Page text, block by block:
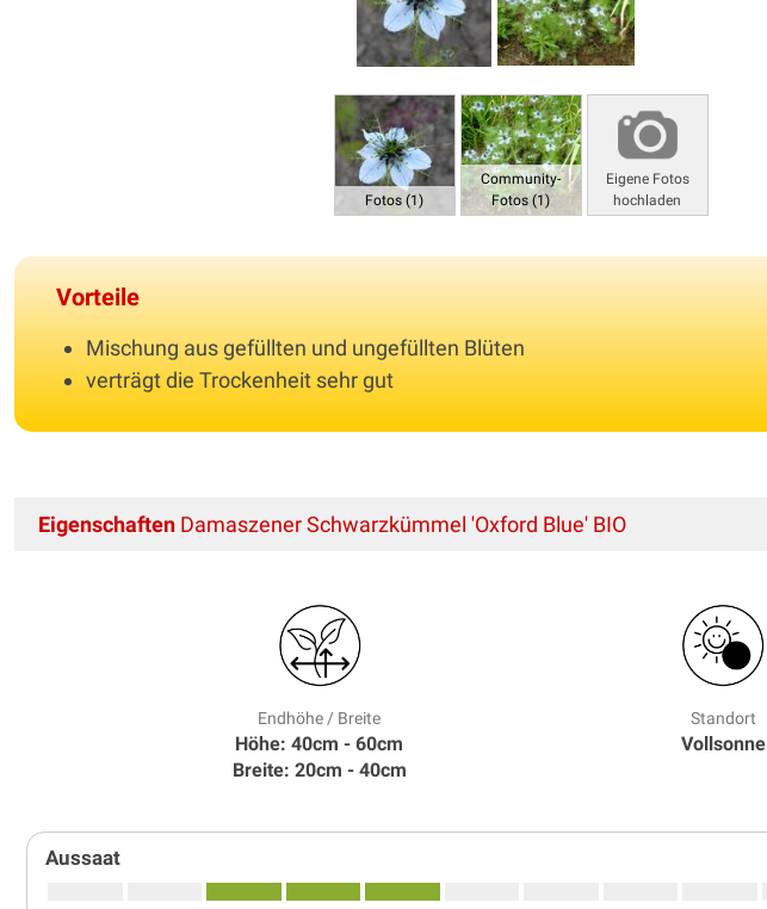
Fotos (1)
Community-
Fotos (1)
Eigene Fotos
hochladen
Vorteile
Mischung aus gefüllten und ungefüllten Blüten
verträgt die Trockenheit sehr gut
Eigenschaften Damaszener Schwarzkümmel 'Oxford Blue' BIO
Endhöhe / Breite
Höhe: 40cm - 60cm
Breite: 20cm - 40cm
Standort
Vollsonne
Aussaat